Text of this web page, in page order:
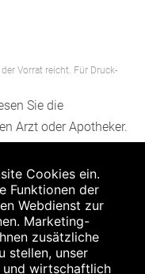
Vorrat reicht. Für Druck-
Sie die
Arzt oder Apotheker.
AEP ist keine
Der AEP ist
Preis für
in der Höhe dem für
zu dem eine
Cookies ein.
Funktionen der
Webdienst zur
Marketing-
zusätzliche
stellen, unser
und wirtschaftlich